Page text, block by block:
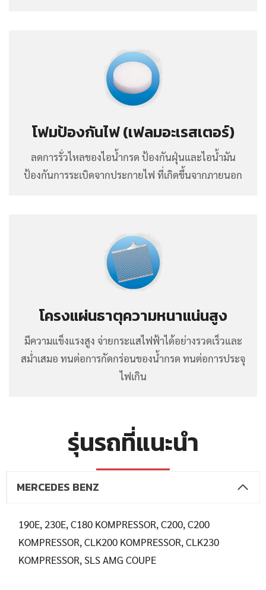
โฟมป้องกันไฟ (เฟลมอะเรสเตอร์)
ลดการรั่วไหลของไอน้ำกรด ป้องกันฝุ่นและไอน้ำมัน
ป้องกันการระเบิดจากประกายไฟ ที่เกิดขึ้นจากภายนอก
โครงแผ่นธาตุความหนาแน่นสูง
มีความแข็งแรงสูง จ่ายกระแสไฟฟ้าได้อย่างรวดเร็วและ
สม่ำเสมอ ทนต่อการกัดกร่อนของน้ำกรด ทนต่อการประจุ
ไฟเกิน
รุ่นรถที่แนะนำ
MERCEDES BENZ
190E, 230E, C180 KOMPRESSOR, C200, C200
KOMPRESSOR, CLK200 KOMPRESSOR, CLK230
KOMPRESSOR, SLS AMG COUPE